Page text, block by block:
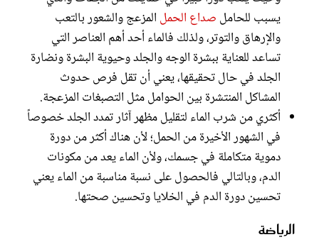
يسبب للحامل صداع الحمل المزعج والشعور بالتعب
والإرهاق والتوتر، ولذلك فالماء أحد أهم العناصر التي
تساعد للعناية ببشرة الوجه والجلد وحيوية البشرة ونضارة
الجلد في حال تحقيقها، يعني أن تقل فرص حدوث
المشاكل المنتشرة بين الحوامل مثل التصبغات المزعجة.
أكثري من شرب الماء لتقليل مظهر آثار تمدد الجلد خصوصاً
في الشهور الأخيرة من الحمل؛ لأن هناك أكثر من دورة
دموية متكاملة في جسمك، ولأن الماء يعد من مكونات
الدم، وبالتالي فالحصول على نسبة مناسبة من الماء يعني
تحسين دورة الدم في الخلايا وتحسين صحتها.
الرياضة